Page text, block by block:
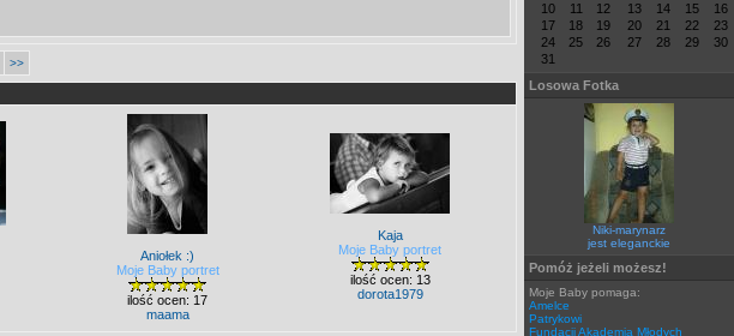
>>
Aniołek :)
Moje Baby portret
ilość ocen: 17
maama
Kaja
Moje Baby portret
ilość ocen: 13
dorota1979
10
11 12 13 14 15
16
17
18 19 20 21 22
23
24
25 26 27 28 29
30
31
Losowa Fotka
Niki-marynarz
jest eleganckie
Pomóż jeżeli możesz!
Moje Baby pomaga:
Amelce
Patrykowi
Fundacji Akademia Młodych